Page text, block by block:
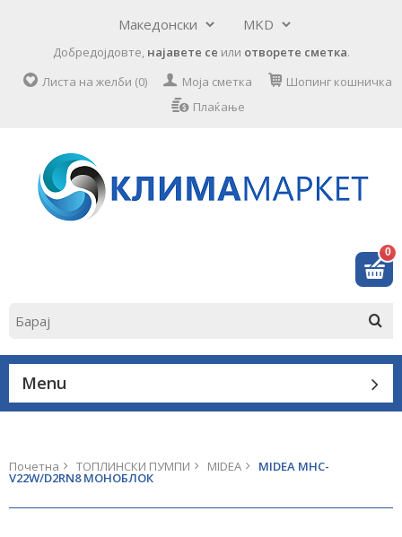
Добредојдовте, најавете се или отворете сметка.
Листа на желби (0)
Моја сметка
Шопинг кошничка
Плаќање
0
Menu
Почетна ТОПЛИНСКИ ПУМПИ MIDEA MIDEA MHC-
V22W/D2RN8 МОНОБЛОК